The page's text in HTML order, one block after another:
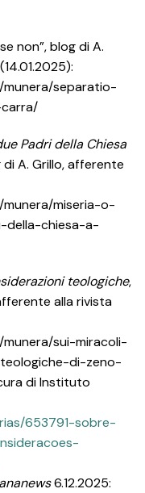
non”, blog di A.
(14.01.2025):
separatio-
Padri della Chiesa
di A. Grillo, afferente
miseria-o-
della-chiesa-a-
teologiche,
alla rivista
sui-miracoli-
di-zeno-
di Instituto
653791-sobre-
6.12.2025: